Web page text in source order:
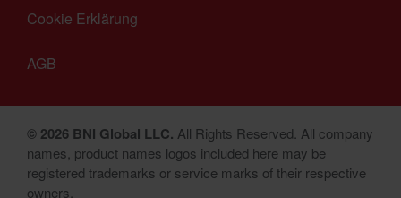
Cookie Erklärung
AGB
© 2026 BNI Global LLC. All Rights Reserved. All company
names, product names logos included here may be
registered trademarks or service marks of their respective
owners.